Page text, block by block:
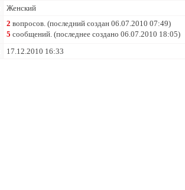
Женский
2 вопросов. (последний создан 06.07.2010 07:49)
5 сообщений. (последнее создано 06.07.2010 18:05)
17.12.2010 16:33